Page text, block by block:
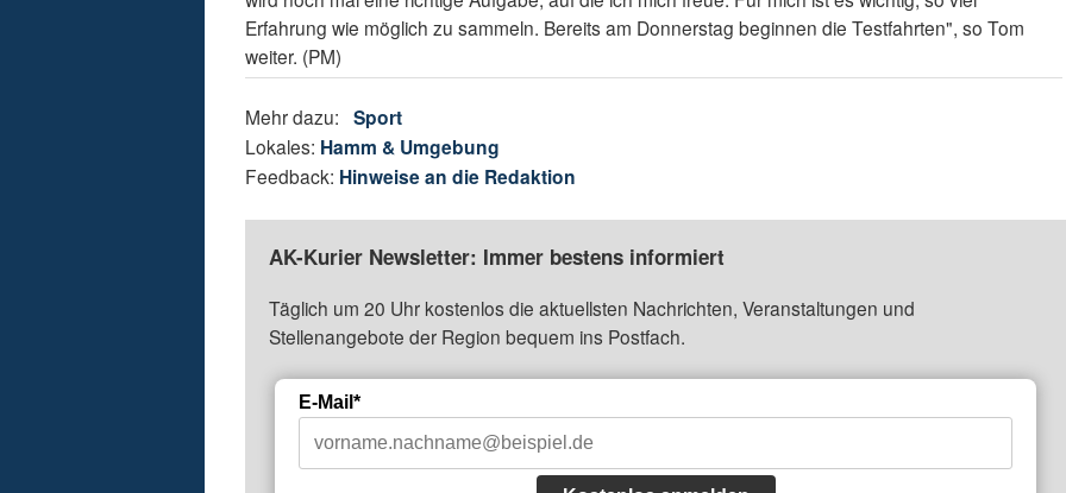
Erfahrung wie möglich zu sammeln. Bereits am Donnerstag beginnen die Testfahrten", so Tom
weiter. (PM)
Mehr dazu:Sport
Lokales: Hamm & Umgebung
Feedback: Hinweise an die Redaktion
AK-Kurier Newsletter: Immer bestens informiert
Täglich um 20 Uhr kostenlos die aktuellsten Nachrichten, Veranstaltungen und
Stellenangebote der Region bequem ins Postfach.
E-Mail*